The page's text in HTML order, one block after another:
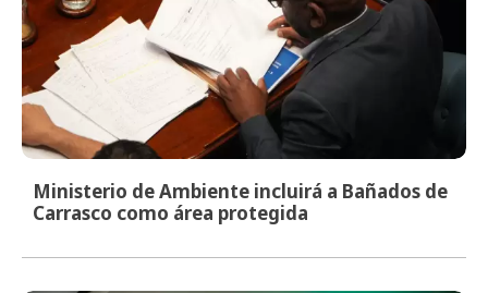
Ministerio de Ambiente incluirá a Bañados de
Carrasco como área protegida